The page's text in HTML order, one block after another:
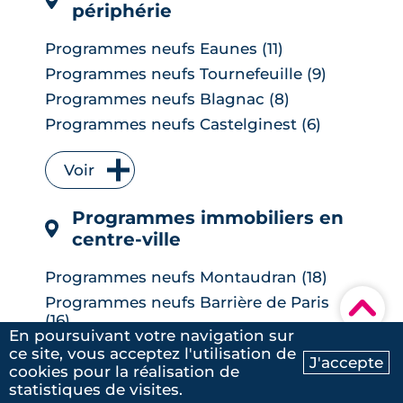
Ma recherche Contactez-nous
▾
périphérie
Programmes neufs Eaunes (11)
Programmes neufs Tournefeuille (9)
Programmes neufs Blagnac (8)
Programmes neufs Castelginest (6)
Programmes neufs L'Union (6)
Programmes neufs Quint-Fonsegrives
(6)
Programmes neufs Bruguières (5)
Programmes neufs Saint-Orens-de-
Programmes neufs Auzeville-Tolosane
(4)
Programmes neufs Muret (4)
Programmes neufs Ramonville-Saint-
Agne (4)
Programmes neufs Balma (3)
Voir
Programmes immobiliers en
centre-ville
Programmes neufs Montaudran (18)
Programmes neufs Barrière de Paris
(16)
Programmes neufs Saint-Martin-du-
Touch (12)
Programmes neufs Borderouge (10)
Voir
En poursuivant votre navigation sur
ce site, vous acceptez l'utilisation de
cookies pour la réalisation de
statistiques de visites.
J'accepte